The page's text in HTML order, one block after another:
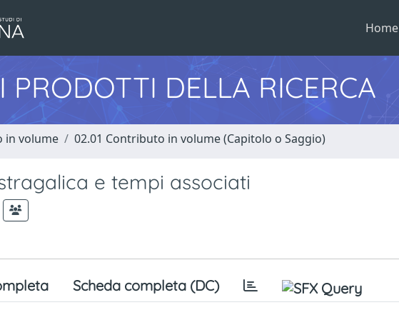
Home
PRODOTTI DELLA RICERCA
in volume 02.01 Contributo in volume (Capitolo o Saggio)
e tempi associati
Scheda completa (DC)